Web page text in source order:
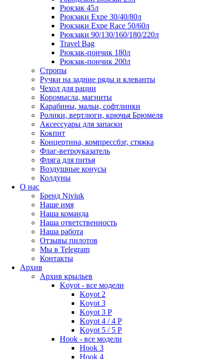
Рюкзак 45л
Рюкзаки Expe 30/40/80л
Рюкзаки Expe Race 50/60л
Рюкзаки 90/130/160/180/220л
Travel Bag
Рюкзак-пончик 180л
Рюкзак-пончик 200л
Стропы
Ручки на задние ряды и клеванты
Чехол для рации
Коромысла, магниты
Карабины, мальи, софтлинки
Ролики, вертлюги, крючья Брюмеля
Аксессуары для запаски
Кокпит
Концертина, компрессбэг, стяжка
Флаг-ветроуказатель
Фляга для питья
Воздушные конусы
Колдуны
О нас
Бренд Niviuk
Наше имя
Наша команда
Наша ответственность
Наша работа
Отзывы пилотов
Мы в Telegram
Контакты
Архив
Архив крыльев
Koyot - все модели
Koyot 2
Koyot 3
Koyot 3 P
Koyot 4 / 4 P
Koyot 5 / 5 P
Hook - все модели
Hook 3
Hook 4